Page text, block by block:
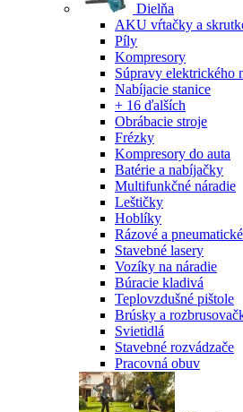
Dielňa
AKU vŕtačky a
Píly
Kompresory
Súpravy elektrického
Nabíjacie stanice
+ 16 ďalších
Obrábacie stroje
Frézky
Kompresory do auta
Batérie a nabíjačky
Multifunkčné náradie
Leštičky
Hoblíky
Rázové a
Stavebné lasery
Vozíky na náradie
Búracie kladivá
Teplovzdušné pištole
Brúsky a
Svietidlá
Stavebné rozvádzače
Pracovná obuv